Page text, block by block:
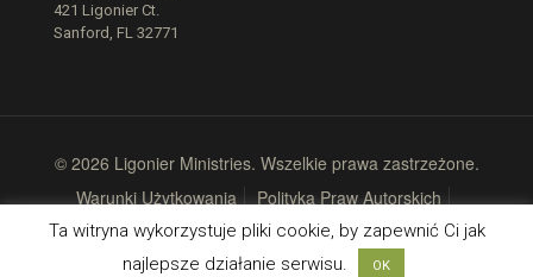
421 Ligonier Ct.
Sanford, FL 32771
© 2026 Ligonier Ministries. Wszelkie prawa zastrzeżone.
Warunki Użytkowania
Polityka Praw Autorskich
Polityka Prywatności
Ta witryna wykorzystuje pliki cookie, by zapewnić Ci jak
najlepsze działanie serwisu.
OK